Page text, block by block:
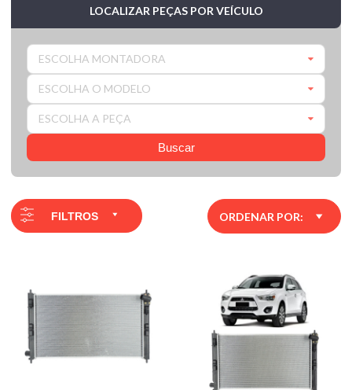
LOCALIZAR PEÇAS POR VEÍCULO
ESCOLHA MONTADORA
ESCOLHA O MODELO
ESCOLHA A PEÇA
Buscar
FILTROS ORDENAR POR: